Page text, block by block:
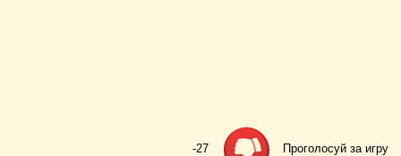
-27 Проголосуй за игру